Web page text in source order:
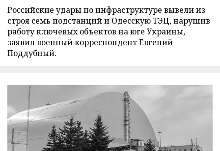
Российские удары по инфраструктуре вывели из
строя семь подстанций и Одесскую ТЭЦ, нарушив
работу ключевых объектов на юге Украины,
заявил военный корреспондент Евгений
Поддубный.